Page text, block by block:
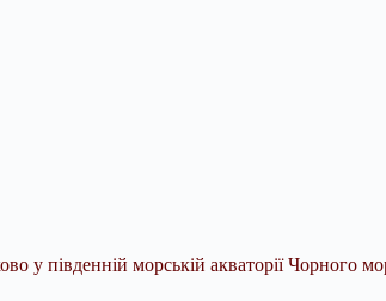
у південній морській акваторії Чорного